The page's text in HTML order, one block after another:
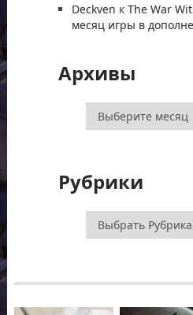
Deckven к The War
месяц игры в
Архивы
Архивы
Рубрики
Рубрики